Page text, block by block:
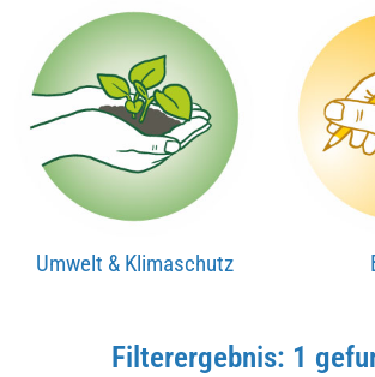
Umwelt & Klimaschutz
Filterergebnis: 1